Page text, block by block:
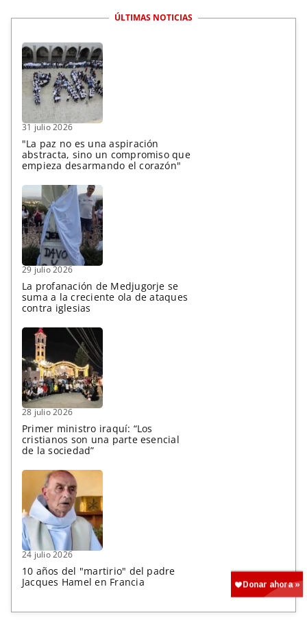
ÚLTIMAS NOTICIAS
31 julio 2026
"La paz no es una aspiración
abstracta, sino un compromiso que
empieza desarmando el corazón"
29 julio 2026
La profanación de Medjugorje se
suma a la creciente ola de ataques
contra iglesias
28 julio 2026
Primer ministro iraquí: “Los
cristianos son una parte esencial
de la sociedad”
24 julio 2026
10 años del "martirio" del padre
Jacques Hamel en Francia